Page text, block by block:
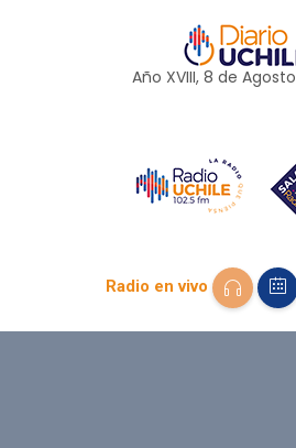
Año XVIII, 8 de Agosto
Radio en vivo